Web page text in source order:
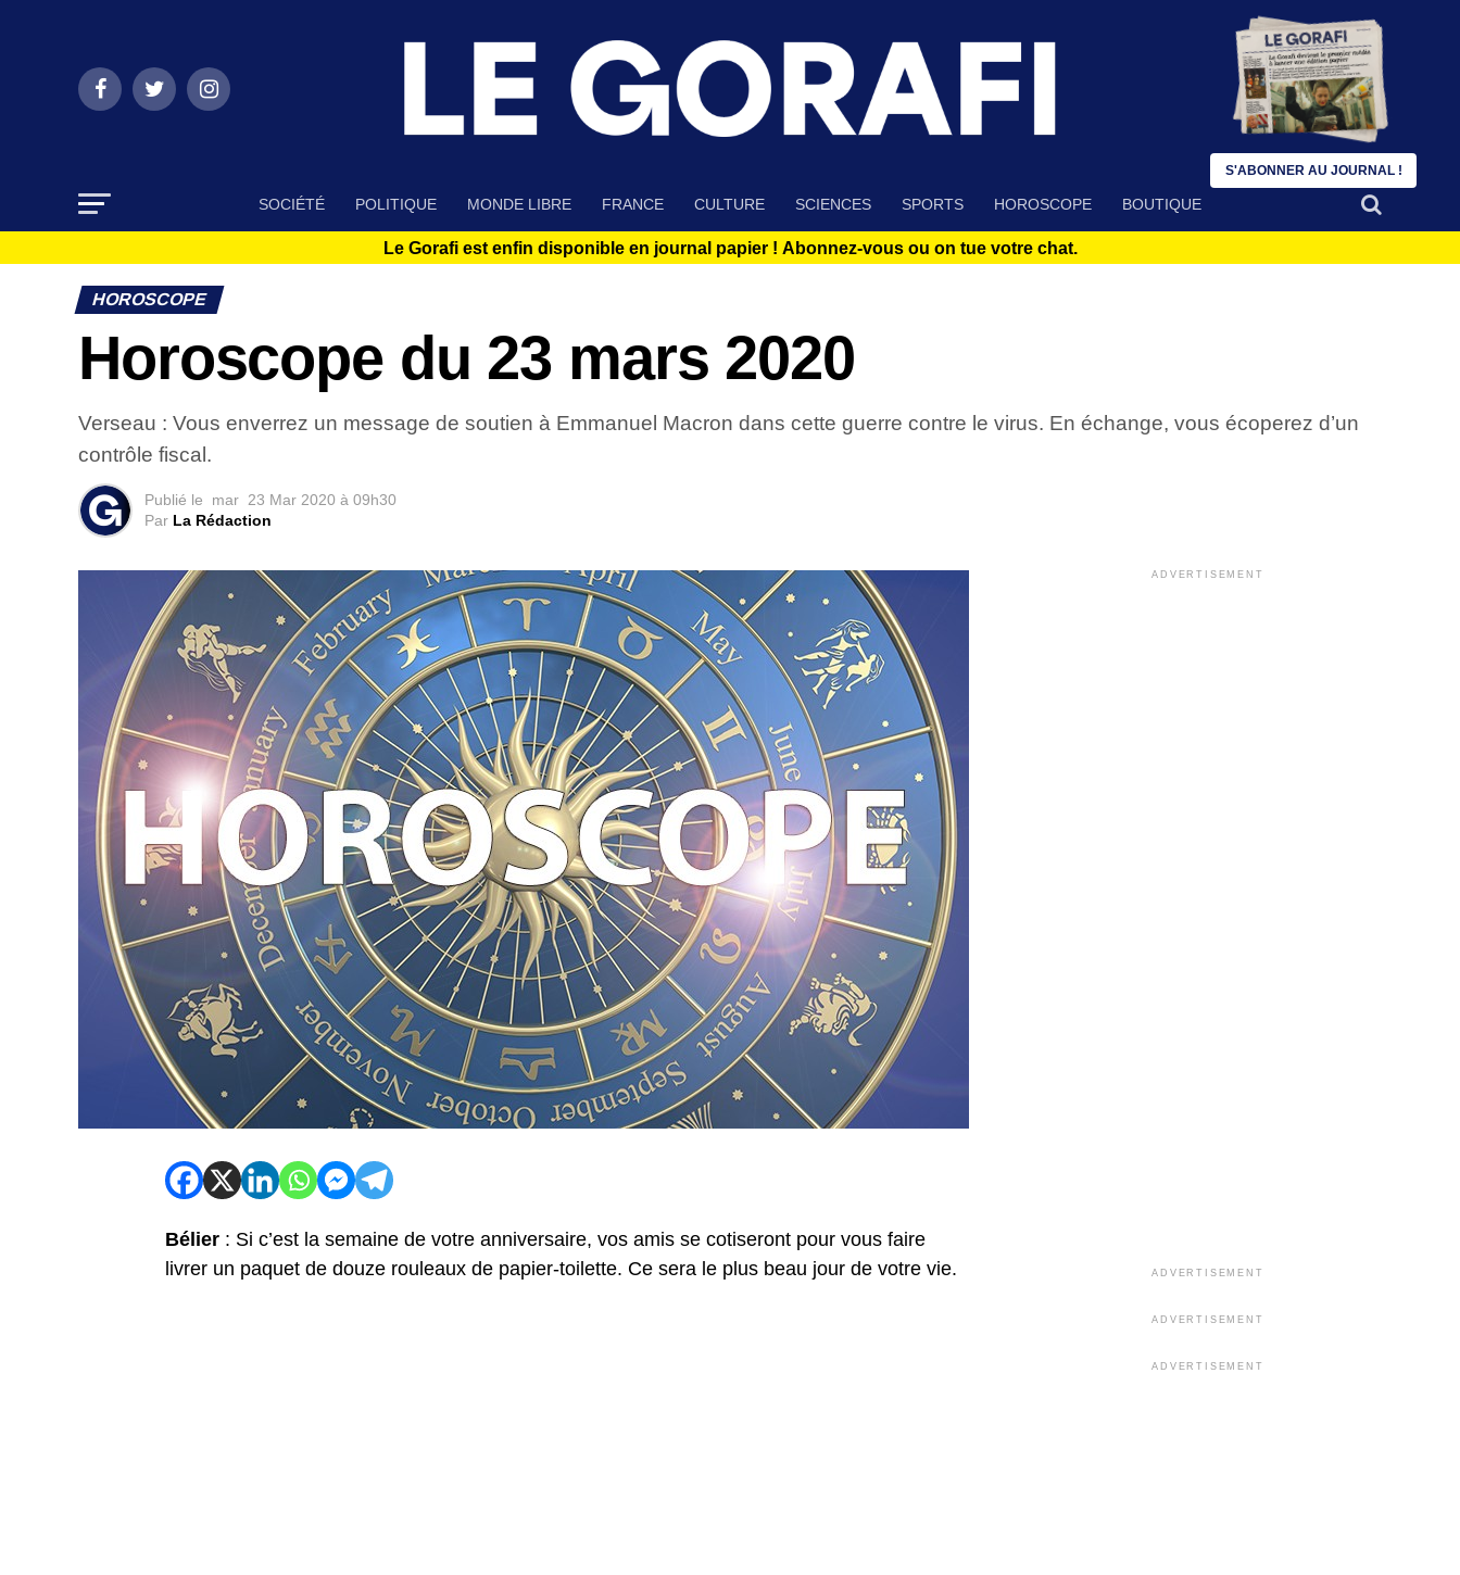
SOCIÉTÉ POLITIQUE MONDE LIBRE FRANCE CULTURE SCIENCES SPORTS HOROSCOPE BOUTIQUE
Le Gorafi est enfin disponible en journal papier ! Abonnez-vous ou on tue votre chat.
HOROSCOPE
Horoscope du 23 mars 2020
Verseau : Vous enverrez un message de soutien à Emmanuel Macron dans cette guerre contre le virus. En échange, vous écoperez d’un
contrôle fiscal.
Publié le mar 23 Mar 2020 à 09h30
Par La Rédaction
Bélier : Si c’est la semaine de votre anniversaire, vos amis se cotiseront pour vous faire
livrer un paquet de douze rouleaux de papier-toilette. Ce sera le plus beau jour de votre vie.
ADVERTISEMENT
ADVERTISEMENT
ADVERTISEMENT
ADVERTISEMENT
S'ABONNER AU JOURNAL !